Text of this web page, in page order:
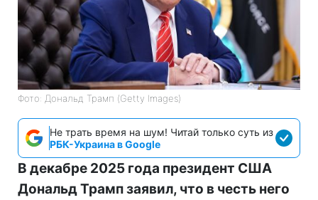
Фото: Дональд Трамп (Getty Images)
Не трать время на шум! Читай только суть из
РБК-Украина в Google
В декабре 2025 года президент США
Дональд Трамп заявил, что в честь него